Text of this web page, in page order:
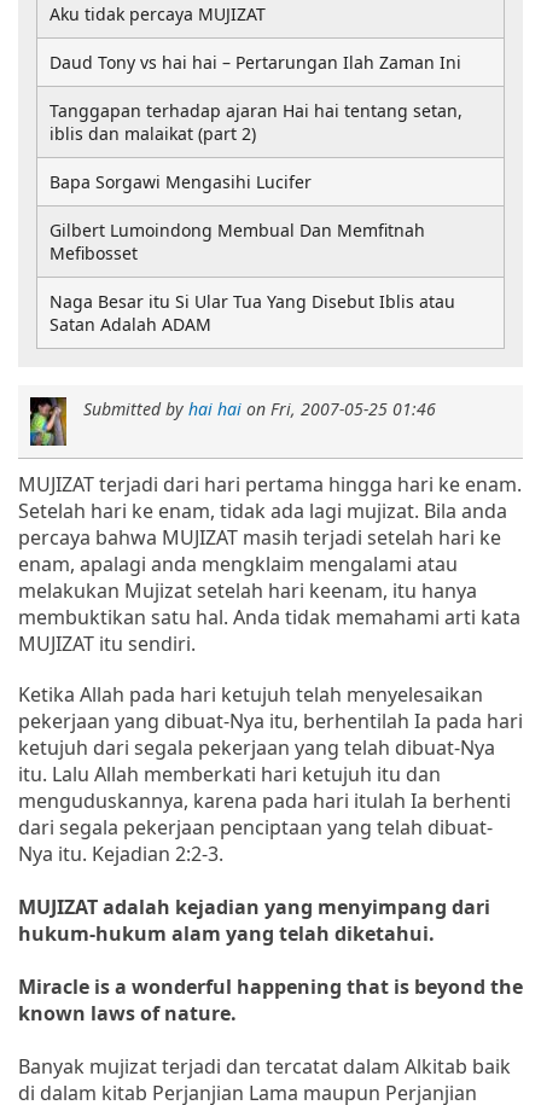
Submitted by hai hai on Fri, 2007-05-25 01:46
MUJIZAT terjadi dari hari pertama hingga hari ke enam.
Setelah hari ke enam, tidak ada lagi mujizat. Bila anda
percaya bahwa MUJIZAT masih terjadi setelah hari ke
enam, apalagi anda mengklaim mengalami atau
melakukan Mujizat setelah hari keenam, itu hanya
membuktikan satu hal. Anda tidak memahami arti kata
MUJIZAT itu sendiri.
Ketika Allah pada hari ketujuh telah menyelesaikan
pekerjaan yang dibuat-Nya itu, berhentilah Ia pada hari
ketujuh dari segala pekerjaan yang telah dibuat-Nya
itu. Lalu Allah memberkati hari ketujuh itu dan
menguduskannya, karena pada hari itulah Ia berhenti
dari segala pekerjaan penciptaan yang telah dibuat-
Nya itu. Kejadian 2:2-3.
MUJIZAT adalah kejadian yang menyimpang dari
hukum-hukum alam yang telah diketahui.
Miracle is a wonderful happening that is beyond the
known laws of nature.
Banyak mujizat terjadi dan tercatat dalam Alkitab baik
di dalam kitab Perjanjian Lama maupun Perjanjian
Aku tidak percaya MUJIZAT
Daud Tony vs hai hai – Pertarungan Ilah Zaman Ini
Tanggapan terhadap ajaran Hai hai tentang setan,
iblis dan malaikat (part 2)
Bapa Sorgawi Mengasihi Lucifer
Gilbert Lumoindong Membual Dan Memfitnah
Mefibosset
Naga Besar itu Si Ular Tua Yang Disebut Iblis atau
Satan Adalah ADAM